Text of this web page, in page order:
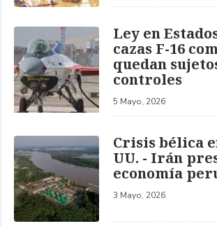
Ley en
cazas F-16
quedan
controles
5 Mayo, 2026
Crisis bélica
UU. - Irán
economía
3 Mayo, 2026